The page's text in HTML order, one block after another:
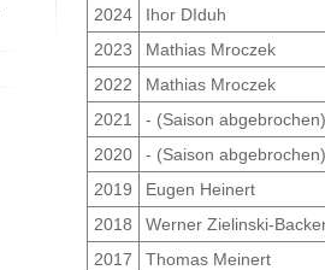
2024
Ihor DIduh
2023
Mathias Mroczek
2022
Mathias Mroczek
2021
- (Saison abgebrochen)
2020
- (Saison abgebrochen)
2019
Eugen Heinert
2018
Werner Zielinski-
2017
Thomas Meinert